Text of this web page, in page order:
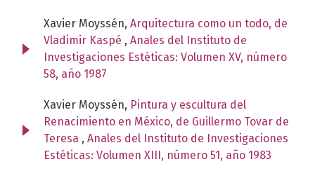
Xavier Moyssén, Arquitectura como un todo, de
Vladimir Kaspé , Anales del Instituto de
Investigaciones Estéticas: Volumen XV, número
58, año 1987
Xavier Moyssén, Pintura y escultura del
Renacimiento en México, de Guillermo Tovar de
Teresa , Anales del Instituto de Investigaciones
Estéticas: Volumen XIII, número 51, año 1983